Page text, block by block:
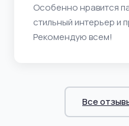
Особенно нравится
стильный интерьер и
Рекомендую всем!
Все